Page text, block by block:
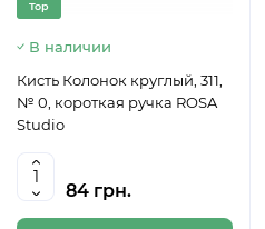
Top
В наличии
Кисть Колонок круглый, 311,
№ 0, короткая ручка ROSA
Studio
84 грн.